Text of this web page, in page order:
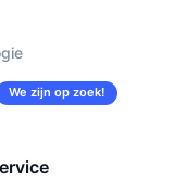
We zijn op zoek!